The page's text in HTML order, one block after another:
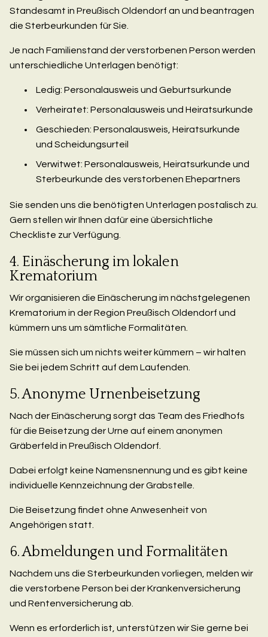
Standesamt in Preußisch Oldendorf an und beantragen
die Sterbeurkunden für Sie.
Je nach Familienstand der verstorbenen Person werden
unterschiedliche Unterlagen benötigt:
Ledig: Personalausweis und Geburtsurkunde
Verheiratet: Personalausweis und Heiratsurkunde
Geschieden: Personalausweis, Heiratsurkunde
und Scheidungsurteil
Verwitwet: Personalausweis, Heiratsurkunde und
Sterbeurkunde des verstorbenen Ehepartners
Sie senden uns die benötigten Unterlagen postalisch zu.
Gern stellen wir Ihnen dafür eine übersichtliche
Checkliste zur Verfügung.
4. Einäscherung im lokalen
Krematorium
Wir organisieren die Einäscherung im nächstgelegenen
Krematorium in der Region Preußisch Oldendorf und
kümmern uns um sämtliche Formalitäten.
Sie müssen sich um nichts weiter kümmern – wir halten
Sie bei jedem Schritt auf dem Laufenden.
5. Anonyme Urnenbeisetzung
Nach der Einäscherung sorgt das Team des Friedhofs
für die Beisetzung der Urne auf einem anonymen
Gräberfeld in Preußisch Oldendorf.
Dabei erfolgt keine Namensnennung und es gibt keine
individuelle Kennzeichnung der Grabstelle.
Die Beisetzung findet ohne Anwesenheit von
Angehörigen statt.
6. Abmeldungen und Formalitäten
Nachdem uns die Sterbeurkunden vorliegen, melden wir
die verstorbene Person bei der Krankenversicherung
und Rentenversicherung ab.
Wenn es erforderlich ist, unterstützen wir Sie gerne bei